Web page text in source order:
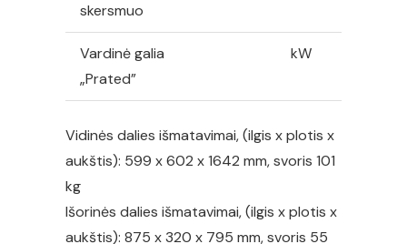
skersmuo
Vardinė galia
„Prated”
kW
Vidinės dalies išmatavimai, (ilgis x plotis x
aukštis): 599 x 602 x 1642 mm, svoris 101
kg
Išorinės dalies išmatavimai, (ilgis x plotis x
aukštis): 875 x 320 x 795 mm, svoris 55